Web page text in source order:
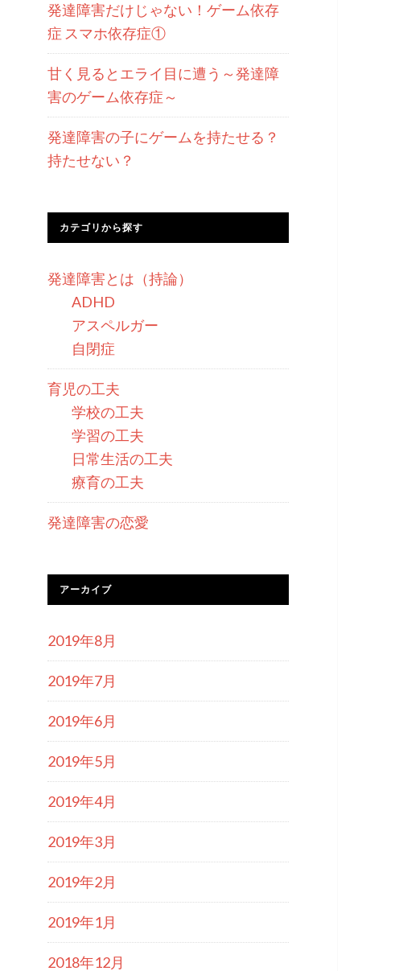
発達障害だけじゃない！ゲーム依存
症 スマホ依存症①
甘く見るとエライ目に遭う～発達障
害のゲーム依存症～
発達障害の子にゲームを持たせる？
持たせない？
カテゴリから探す
発達障害とは（持論）
ADHD
アスペルガー
自閉症
育児の工夫
学校の工夫
学習の工夫
日常生活の工夫
療育の工夫
発達障害の恋愛
アーカイブ
2019年8月
2019年7月
2019年6月
2019年5月
2019年4月
2019年3月
2019年2月
2019年1月
2018年12月